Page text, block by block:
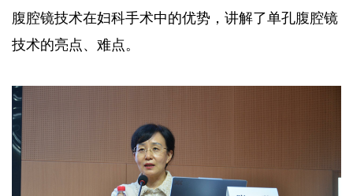
腹腔镜技术在妇科手术中的优势，讲解了单孔腹腔镜
技术的亮点、难点。